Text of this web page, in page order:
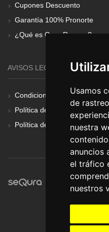
Usamos
de
nuestra
anuncios
el tráfico
nuestros
Cupones Descuento
Garantía 100% Pronorte
¿Qué es Gear Renove?
AVISOS LEGALES
Condiciones Generales
Política de Cookies
Política de Privacidad